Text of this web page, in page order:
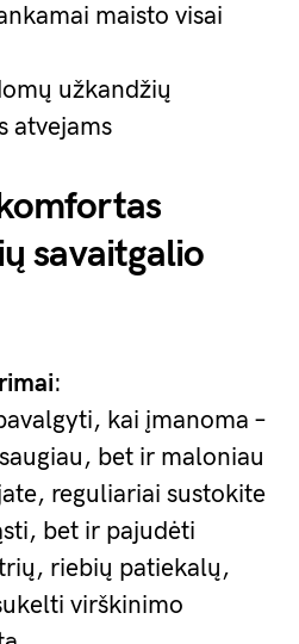
maisto visai
užkandžių
atvejams
savaitgalio
:
kai įmanoma –
bet ir maloniau
reguliariai sustokite
bet ir pajudėti
riebių patiekalų,
virškinimo